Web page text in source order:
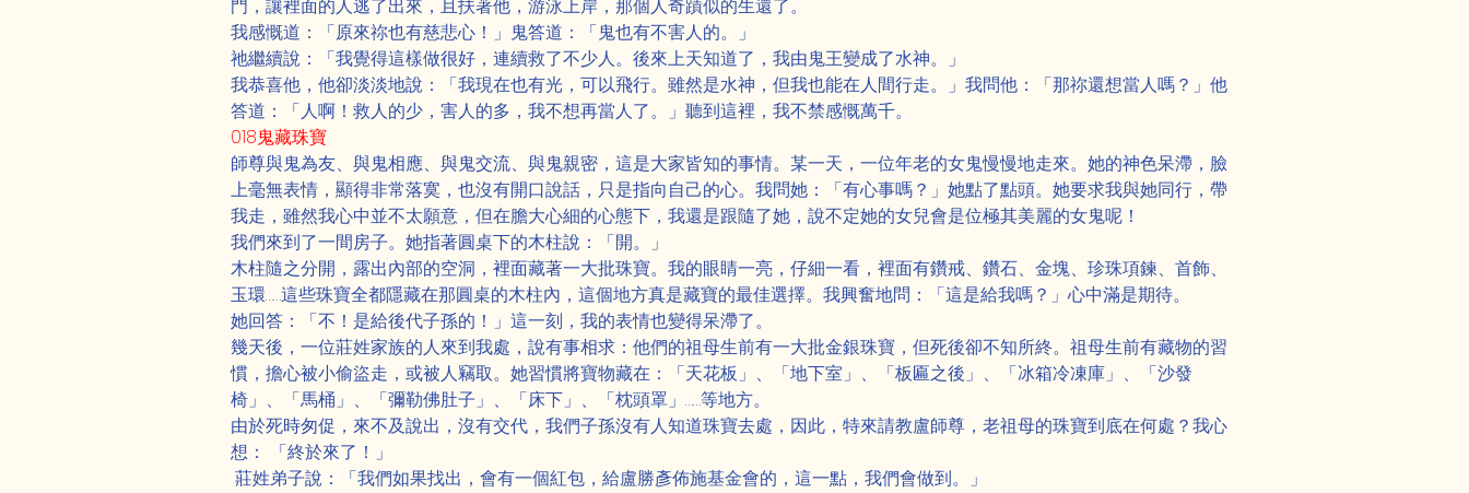
Previous
門，讓裡面的人逃了出來，且扶著他，游泳上岸，那個人奇蹟似的生還了。
我感慨道：「原來祢也有慈悲心！」鬼答道：「鬼也有不害人的。」
祂繼續說：「我覺得這樣做很好，連續救了不少人。後來上天知道了，我由鬼王變成了水神。」
我恭喜他，他卻淡淡地說：「我現在也有光，可以飛行。雖然是水神，但我也能在人間行走。」我問他：「那祢還想當人嗎？」他
答道：「人啊！救人的少，害人的多，我不想再當人了。」聽到這裡，我不禁感慨萬千。
018鬼藏珠寶
師尊與鬼為友、與鬼相應、與鬼交流、與鬼親密，這是大家皆知的事情。某一天，一位年老的女鬼慢慢地走來。她的神色呆滯，臉
上毫無表情，顯得非常落寞，也沒有開口說話，只是指向自己的心。我問她：「有心事嗎？」她點了點頭。她要求我與她同行，帶
我走，雖然我心中並不太願意，但在膽大心細的心態下，我還是跟隨了她，說不定她的女兒會是位極其美麗的女鬼呢！
我們來到了一間房子。她指著圓桌下的木柱說：「開。」
木柱隨之分開，露出內部的空洞，裡面藏著一大批珠寶。我的眼睛一亮，仔細一看，裡面有鑽戒、鑽石、金塊、珍珠項鍊、首飾、
玉環……這些珠寶全都隱藏在那圓桌的木柱內，這個地方真是藏寶的最佳選擇。我興奮地問：「這是給我嗎？」心中滿是期待。
她回答：「不！是給後代子孫的！」這一刻，我的表情也變得呆滯了。
幾天後，一位莊姓家族的人來到我處，說有事相求：他們的祖母生前有一大批金銀珠寶，但死後卻不知所終。祖母生前有藏物的習
慣，擔心被小偷盜走，或被人竊取。她習慣將寶物藏在：「天花板」、「地下室」、「板匾之後」、「冰箱冷凍庫」、「沙發
椅」、「馬桶」、「彌勒佛肚子」、「床下」、「枕頭罩」……等地方。
由於死時匆促，來不及說出，沒有交代，我們子孫沒有人知道珠寶去處，因此，特來請教盧師尊，老祖母的珠寶到底在何處？我心
想： 「終於來了！」
莊姓弟子說：「我們如果找出，會有一個紅包，給盧勝彥佈施基金會的，這一點，我們會做到。」